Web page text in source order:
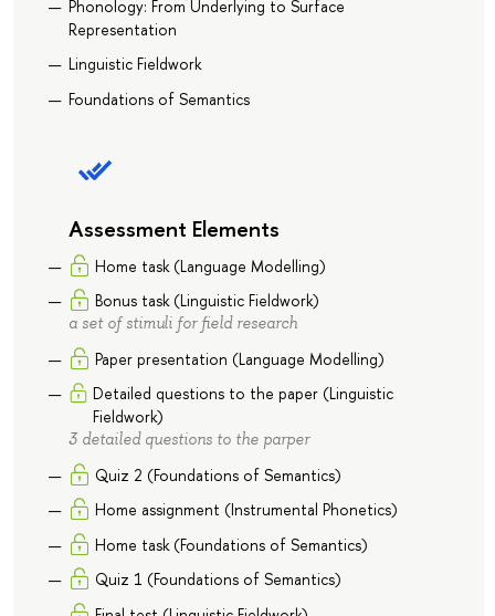
Phonology: From Underlying to Surface
Representation
Linguistic Fieldwork
Foundations of Semantics
Assessment Elements
Home task (Language Modelling)
Bonus task (Linguistic Fieldwork)
a set of stimuli for field research
Paper presentation (Language Modelling)
Detailed questions to the paper (Linguistic
Fieldwork)
3 detailed questions to the parper
Quiz 2 (Foundations of Semantics)
Home assignment (Instrumental Phonetics)
Home task (Foundations of Semantics)
Quiz 1 (Foundations of Semantics)